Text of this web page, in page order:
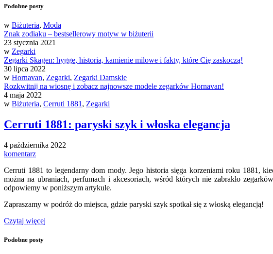
Podobne posty
w Biżuteria, Moda
Znak zodiaku – bestsellerowy motyw w biżuterii
23 stycznia 2021
w Zegarki
Zegarki Skagen: hygge, historia, kamienie milowe i fakty, które Cię zaskoczą!
30 lipca 2022
w Hornavan, Zegarki, Zegarki Damskie
Rozkwitnij na wiosnę i zobacz najnowsze modele zegarków Hornavan!
4 maja 2022
w Biżuteria, Cerruti 1881 , Zegarki
Cerruti 1881: paryski szyk i włoska elegancja
4 października 2022
komentarz
Cerruti 1881 to legendarny dom mody. Jego historia sięga korzeniami roku 1881,
można na ubraniach, perfumach i akcesoriach, wśród których nie zabrakło
odpowiemy w poniższym artykule.
Zapraszamy w podróż do miejsca, gdzie paryski szyk spotkał się z włoską elegancją!
Czytaj więcej
Podobne posty